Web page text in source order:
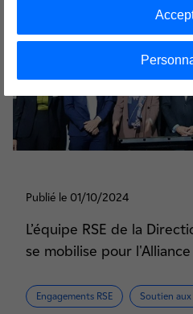
Publié le 01/10/2024
L’équipe RSE de la
se mobilise pour l'Alliance
Engagements RSE Soutien aux